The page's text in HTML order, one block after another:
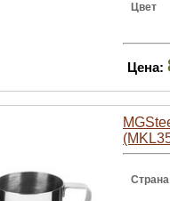
Цвет
Цена: